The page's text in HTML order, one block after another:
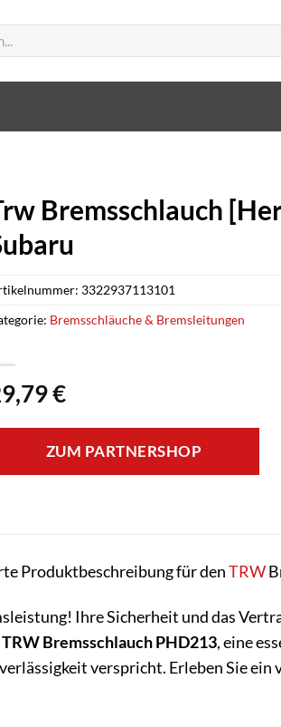
Bremsschlauch
€
ZUM PARTNERSHOP
3322937113101
Bremsschläuche & Bremsleitungen
Produktbeschreibung für denTRW
Ihre Sicherheit und das
TRW Bremsschlauch PHD213, eine
verspricht. Erleben Sie